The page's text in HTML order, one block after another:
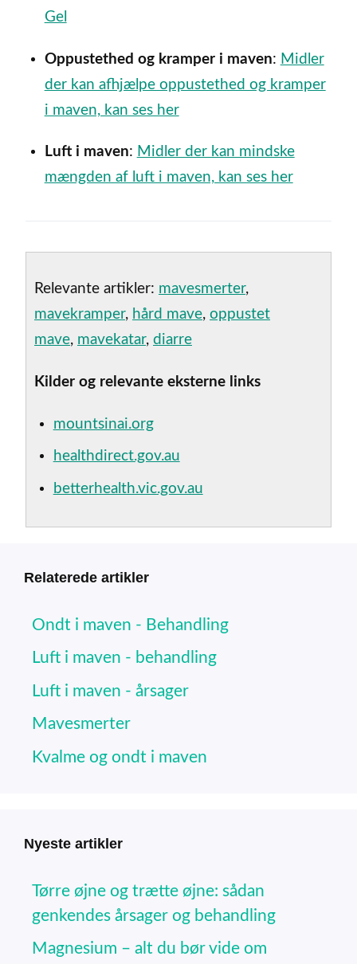
Gel
Oppustethed og kramper i maven: Midler
der kan afhjælpe oppustethed og kramper
i maven, kan ses her
Luft i maven: Midler der kan mindske
mængden af luft i maven, kan ses her
Relevante artikler: mavesmerter,
mavekramper, hård mave, oppustet
mave, mavekatar, diarre
Kilder og relevante eksterne links
mountsinai.org
healthdirect.gov.au
betterhealth.vic.gov.au
Relaterede artikler
Ondt i maven - Behandling
Luft i maven - behandling
Luft i maven - årsager
Mavesmerter
Kvalme og ondt i maven
Nyeste artikler
Tørre øjne og trætte øjne: sådan
genkendes årsager og behandling
Magnesium – alt du bør vide om